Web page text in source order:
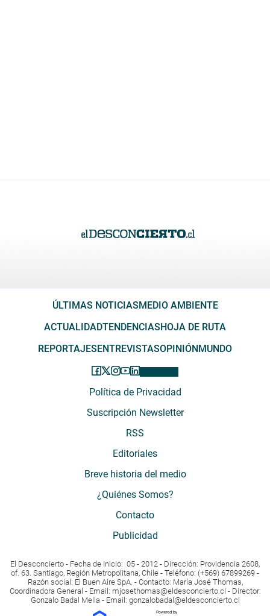
ÚLTIMAS NOTICIAS MEDIO AMBIENTE
ACTUALIDADTENDENCIAS HOJA DE RUTA
REPORTAJES ENTREVISTASOPINIÓN MUNDO
Política de Privacidad
Suscripción Newsletter
RSS
Editoriales
Breve historia del medio
¿Quiénes Somos?
Contacto
Publicidad
El Desconcierto - Fecha de Inicio: 05 - 2012 - Dirección: Providencia 2608,
of. 63. Santiago, Región Metropolitana, Chile - Teléfono: (+569) 67899269 -
Razón social: El Buen Aire SpA. - Contacto: María José Thomas,
Coordinadora General - Email: mjosethomas@eldesconcierto.cl - Director:
Gonzalo Badal Mella - Email: gonzalobadal@eldesconcierto.cl